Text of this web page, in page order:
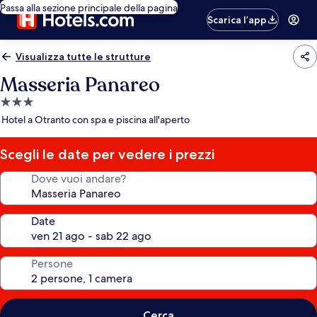
Passa alla sezione principale della pagina
Scarica l’app
Visualizza tutte le strutture
Masseria Panareo
Struttura
a
stelle
Hotel a Otranto con spa e piscina all'aperto
Scegli le date per vedere i prezzi
Dove vuoi andare?
Date
Persone